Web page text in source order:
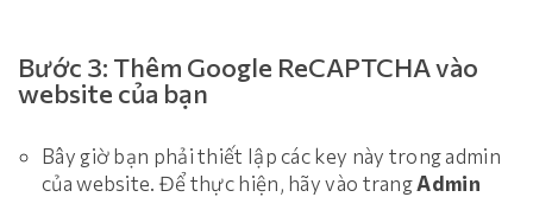
Bước 3: Thêm Google ReCAPTCHA vào
website của bạn
Bây giờ bạn phải thiết lập các key này trong admin
của website. Để thực hiện, hãy vào trangAdmin